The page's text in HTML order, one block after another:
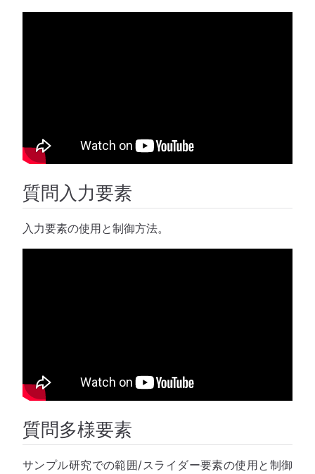
質問入力要素
入力要素の使用と制御方法。
質問多様要素
サンプル研究での範囲/スライダー要素の使用と制御